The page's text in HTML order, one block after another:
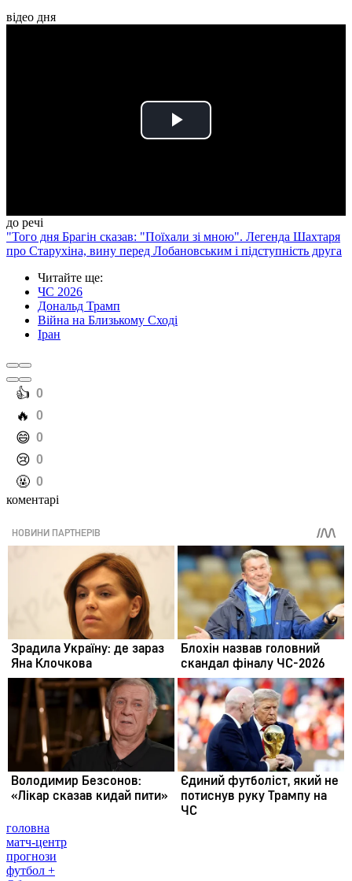
відео дня
Play
до речі
"Того дня Брагін сказав: "Поїхали зі мною". Легенда Шахтаря
про Старухіна, вину перед Лобановським і підступність друга
Читайте ще:
ЧС 2026
Дональд Трамп
Війна на Близькому Сході
Іран
️👍 0
️🔥 0
️😄 0
️😢 0
️🤬 0
коментарі
головна
матч-центр
прогнози
футбол +